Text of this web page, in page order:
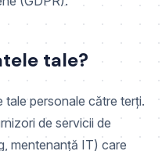
tale?
tale personale către terți.
de servicii de
mentenanță IT) care